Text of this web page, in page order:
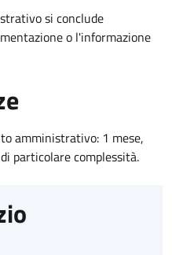
si conclude
o l'informazione
amministrativo: 1 mese,
particolare complessità.